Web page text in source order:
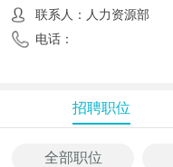
联系人：人力资源部
电话：
招聘职位
全部职位